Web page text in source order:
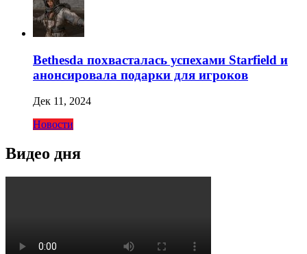
Bethesda похвасталась успехами Starfield и
анонсировала подарки для игроков
Дек 11, 2024
Новости
Видео дня